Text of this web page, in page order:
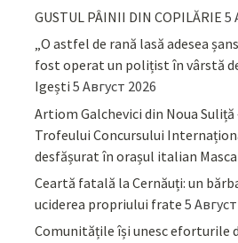
GUSTUL PÂINII DIN COPILĂRIE 5
„O astfel de rană lasă adesea
fost operat un polițist în vârstă
Igești 5 Август 2026
Artiom Galchevici din Noua
Trofeului Concursului
desfășurat în orașul italian
Ceartă fatală la Cernăuți: un
uciderea propriului frate 5
Comunitățile își unesc eforturile